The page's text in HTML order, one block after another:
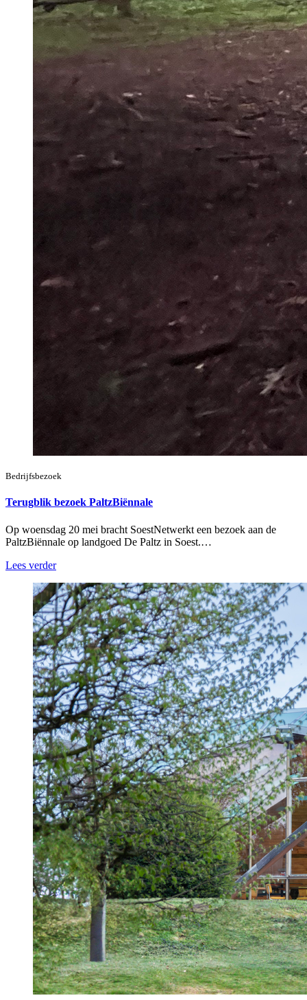
Bedrijfsbezoek
Terugblik bezoek PaltzBiënnale
Op woensdag 20 mei bracht SoestNetwerkt een bezoek aan de
PaltzBiënnale op landgoed De Paltz in Soest.…
Lees verder